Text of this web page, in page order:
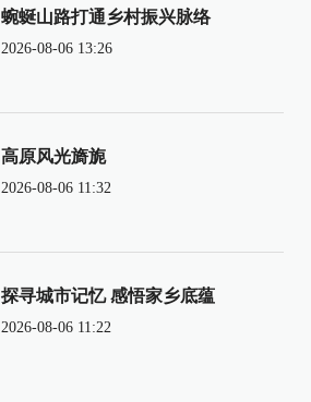
蜿蜒山路打通乡村振兴脉络
2026-08-06 13:26
高原风光旖旎
2026-08-06 11:32
探寻城市记忆 感悟家乡底蕴
2026-08-06 11:22